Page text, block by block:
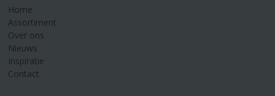
Home
Assortiment
Over ons
Nieuws
Inspiratie
Contact